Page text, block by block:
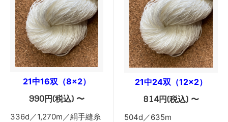
21中16双（8×2）
990円(税込) 〜
336d／1,270m／絹手縫糸
21中24双（12×2）
814円(税込) 〜
504d／635m